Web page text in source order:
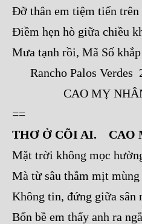
Đỡ thân em tiệm tiến
Điềm hẹn hò giữa chiều
Mưa tạnh rồi, Mã Số
Rancho Palos Verdes
CAO MỴ
==
THƠ Ở CÕI AI. CAO
Mặt trời không mọc
Mà từ sâu thẳm mịt mùng
Không tin, đứng giữa sân
Bốn bề em thấy anh ra